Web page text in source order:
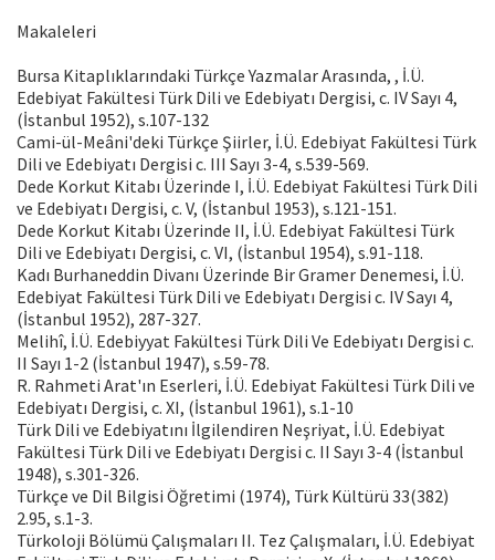
Makaleleri
Bursa Kitaplıklarındaki Türkçe Yazmalar Arasında, , İ.Ü.
Edebiyat Fakültesi Türk Dili ve Edebiyatı Dergisi, c. IV Sayı 4,
(İstanbul 1952), s.107-132
Cami-ül-Meâni'deki Türkçe Şiirler, İ.Ü. Edebiyat Fakültesi Türk
Dili ve Edebiyatı Dergisi c. III Sayı 3-4, s.539-569.
Dede Korkut Kitabı Üzerinde I, İ.Ü. Edebiyat Fakültesi Türk Dili
ve Edebiyatı Dergisi, c. V, (İstanbul 1953), s.121-151.
Dede Korkut Kitabı Üzerinde II, İ.Ü. Edebiyat Fakültesi Türk
Dili ve Edebiyatı Dergisi, c. VI, (İstanbul 1954), s.91-118.
Kadı Burhaneddin Divanı Üzerinde Bir Gramer Denemesi, İ.Ü.
Edebiyat Fakültesi Türk Dili ve Edebiyatı Dergisi c. IV Sayı 4,
(İstanbul 1952), 287-327.
Melihî, İ.Ü. Edebiyyat Fakültesi Türk Dili Ve Edebiyatı Dergisi c.
II Sayı 1-2 (İstanbul 1947), s.59-78.
R. Rahmeti Arat'ın Eserleri, İ.Ü. Edebiyat Fakültesi Türk Dili ve
Edebiyatı Dergisi, c. XI, (İstanbul 1961), s.1-10
Türk Dili ve Edebiyatını İlgilendiren Neşriyat, İ.Ü. Edebiyat
Fakültesi Türk Dili ve Edebiyatı Dergisi c. II Sayı 3-4 (İstanbul
1948), s.301-326.
Türkçe ve Dil Bilgisi Öğretimi (1974), Türk Kültürü 33(382)
2.95, s.1-3.
Türkoloji Bölümü Çalışmaları II. Tez Çalışmaları, İ.Ü. Edebiyat